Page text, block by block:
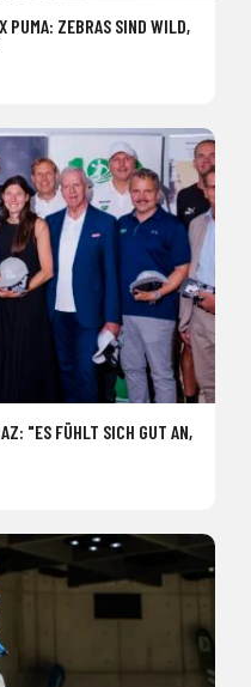
PUMA: ZEBRAS SIND WILD,
"ES FÜHLT SICH GUT AN,